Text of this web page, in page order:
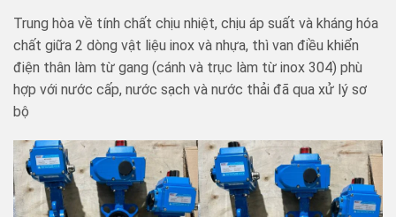
Trung hòa về tính chất chịu nhiệt, chịu áp suất và kháng hóa
chất giữa 2 dòng vật liệu inox và nhựa, thì van điều khiển
điện thân làm từ gang (cánh và trục làm từ inox 304) phù
hợp với nước cấp, nước sạch và nước thải đã qua xử lý sơ
bộ